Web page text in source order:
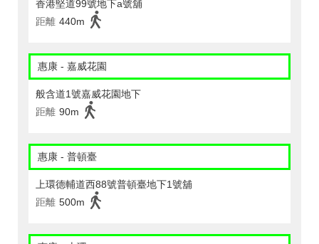
香港堅道99號地下a號舖
距離 440m
惠康 - 嘉威花園
般含道1號嘉威花園地下
距離 90m
惠康 - 普頓臺
上環德輔道西88號普頓臺地下1號舖
距離 500m